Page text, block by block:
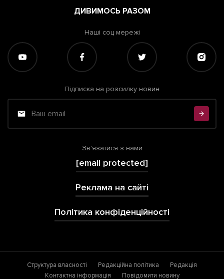
ДИВИМОСЬ РАЗОМ
Наші соц мережі
Підписка на розсилку новин
Зв'язатися з нами
[email protected]
Реклама на сайті
Політика конфіденційності
Структура власності Редакційна політика
Редакція
Контактна інформація
Повідомити новину